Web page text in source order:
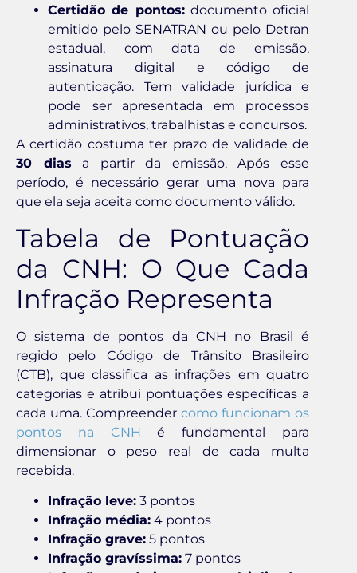
Certidão de pontos:documento oficial
emitido pelo SENATRAN ou pelo Detran
estadual, com data de emissão,
assinatura digital e código de
autenticação. Tem validade jurídica e
pode ser apresentada em processos
administrativos, trabalhistas e concursos.
A certidão costuma ter prazo de validade de
30 dias a partir da emissão. Após esse
período, é necessário gerar uma nova para
que ela seja aceita como documento válido.
Tabela de Pontuação
da CNH: O Que Cada
Infração Representa
O sistema de pontos da CNH no Brasil é
regido pelo Código de Trânsito Brasileiro
(CTB), que classifica as infrações em quatro
categorias e atribui pontuações específicas a
cada uma. Compreender como funcionam os
pontos na CNH é fundamental para
dimensionar o peso real de cada multa
recebida.
Infração leve: 3 pontos
Infração média: 4 pontos
Infração grave: 5 pontos
Infração gravíssima: 7 pontos